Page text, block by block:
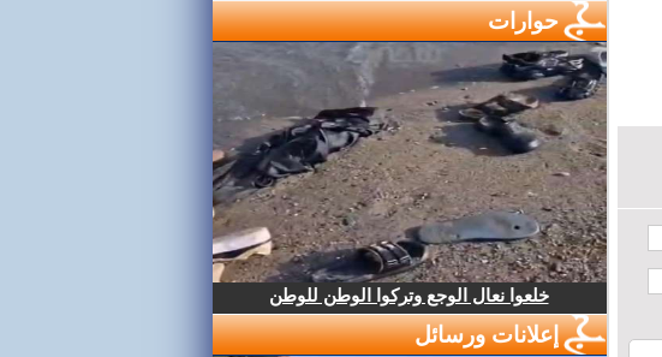
حوارات
خلعوا نعال الوجع وتركوا الوطن للوطن
إعلانات ورسائل